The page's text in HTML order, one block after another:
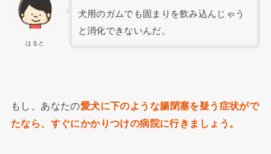
はると
犬用のガムでも固まりを飲み込んじゃう
と消化できないんだ。
もし、あなたの愛犬に下のような腸閉塞を疑う症状がで
たなら、すぐにかかりつけの病院に行きましょう。